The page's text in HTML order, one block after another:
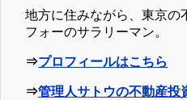
地方に住みながら、東京の
フォーのサラリーマン。
⇒プロフィールはこちら
⇒管理人サトウの不動産投